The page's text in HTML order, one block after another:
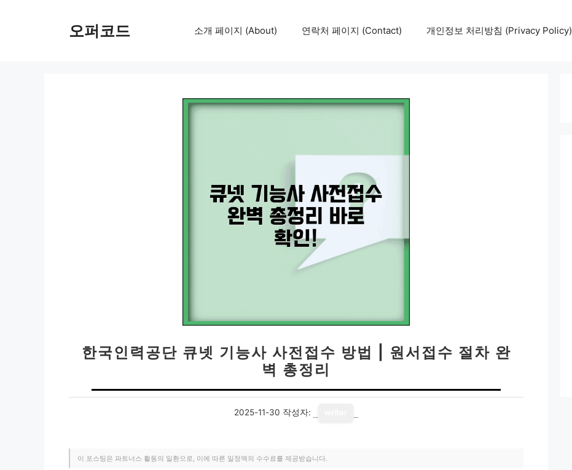
오퍼코드 소개 페이지 (About) 연락처 페이지 (Contact) 개인정보 처리방침 (Privacy Policy)
한국인력공단 큐넷 기능사 사전접수 방법 | 원서접수 절차 완
벽 총정리
2025-11-30 작성자:
이 포스팅은 파트너스 활동의 일환으로, 이에 따른 일정액의 수수료를 제공받습니다.